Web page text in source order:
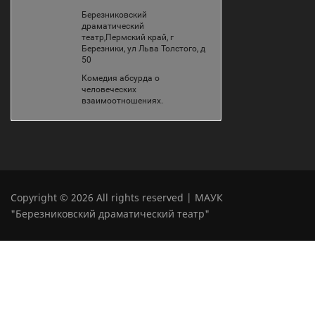
Copyright © 2026 All rights reserved | МАУК
"Березниковский драматический театр"